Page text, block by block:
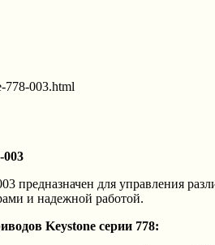
003
предназначен для управления
и надежной работой.
Keystone серии 778: